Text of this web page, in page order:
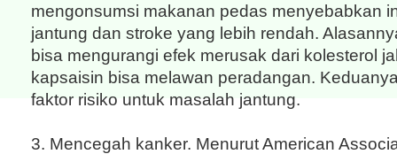
mengonsumsi makanan pedas menyebabkan
jantung dan stroke yang lebih rendah.
bisa mengurangi efek merusak dari kolesterol
kapsaisin bisa melawan peradangan.
faktor risiko untuk masalah jantung.
3. Mencegah kanker. Menurut American